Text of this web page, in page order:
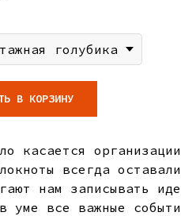
голубика
В КОРЗИНУ
касается
всегда
нам записывать
уме все важные